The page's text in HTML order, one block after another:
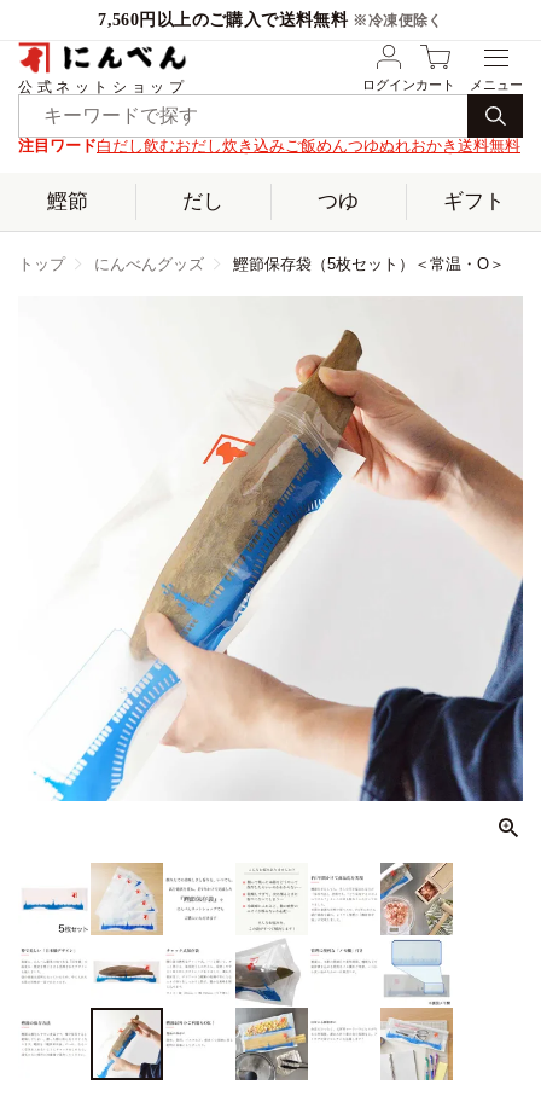
7,560円以上のご購入で送料無料 ※冷凍便除く
公式ネットショップ ログインカート
注目ワード白だし飲むおだし炊き込みご飯めんつゆぬれおかき 送料無料
鰹節 だし つゆ ギフト
トップ にんべんグッズ 鰹節保存袋（5枚セット）＜常温・O＞